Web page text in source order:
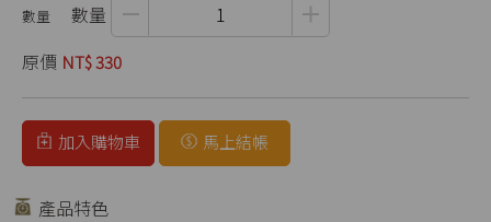
數量
原價 NT$ 330
加入購物車 馬上結帳
產品特色